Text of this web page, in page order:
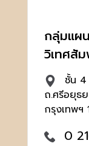
กลุ่มแผ
วิเทศสั
ชั้น 4
ถ.ศรีอยุธ
กรุงเทพฯ
0